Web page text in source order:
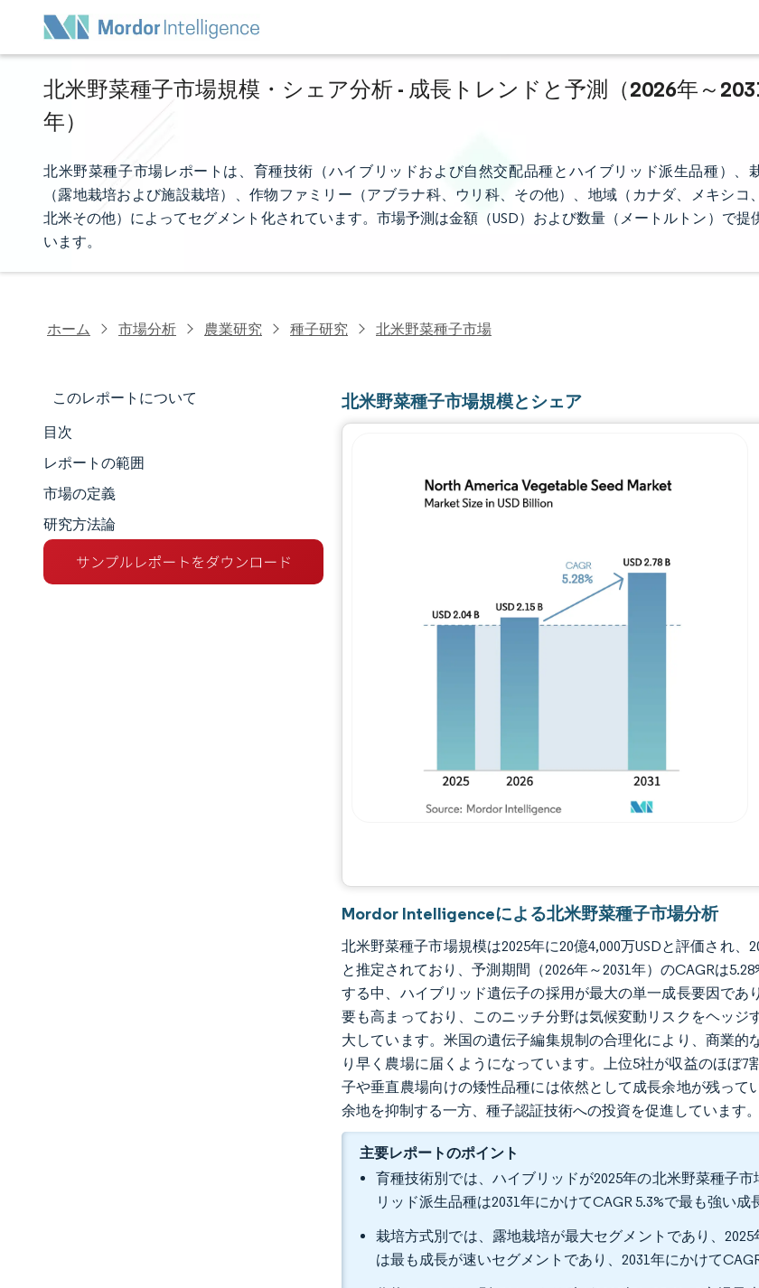
北米野菜種子市場規模・シェア分析 - 成長トレンドと予測（2026年～
年）
北米野菜種子市場レポートは、育種技術（ハイブリッドおよび自然交配品種とハイブリッド派生品種）、
（露地栽培および施設栽培）、作物ファミリー（アブラナ科、ウリ科、その他）、地域（カナダ、メキシコ
北米その他）によってセグメント化されています。市場予測は金額（USD）および数量（メートルトン）で提
います。
ホーム 市場分析 農業研究 種子研究 北米野菜種子市場
このレポートについて
市場規模とシェア
市場分析
トレンドとインサイト
セグメント分析
目次
レポートの範囲
市場の定義
研究方法論
北米野菜種子市場規模とシェア
画像 © Mordor Intelligence。再利用には
Mordor Intelligenceによる北米野菜種子市場分析
北米野菜種子市場規模は2025年に20億4,000万USDと評価され、
と推定されており、予測期間（2026年～2031年）のCAGRは
する中、ハイブリッド遺伝子の採用が最大の単一成長要因で
要も高まっており、このニッチ分野は気候変動リスクをヘッ
大しています。米国の遺伝子編集規制の合理化により、商業
り早く農場に届くようになっています。上位5社が収益のほぼ
子や垂直農場向けの矮性品種には依然として成長余地が残っ
余地を抑制する一方、種子認証技術への投資を促進しています。
主要レポートのポイント
育種技術別では、ハイブリッドが2025年の北米野菜種子
リッド派生品種は2031年にかけてCAGR 5.3%で最も強い成
栽培方式別では、露地栽培が最大セグメントであり、
は最も成長が速いセグメントであり、2031年にかけて